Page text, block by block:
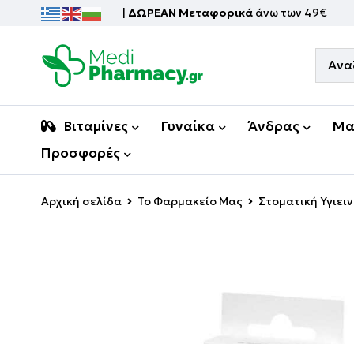
| ΔΩΡΕΑΝ Μεταφορικά άνω των 49€
Βιταμίνες Γυναίκα Άνδρας
Προσφορές
Αρχική σελίδα Το Φαρμακείο Μας Στοματική